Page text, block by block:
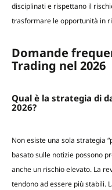
disciplinati e rispettano il
trasformare le opportunità in
Domande
Trading nel 2026
Qual è la strategia di
2026?
Non esiste una sola strategia
basato sulle notizie possono
anche un rischio elevato. La
tendono ad essere più stabili.